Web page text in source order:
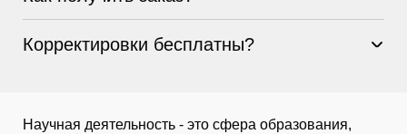
Корректировки бесплатны?
Научная деятельность - это сфера образования,